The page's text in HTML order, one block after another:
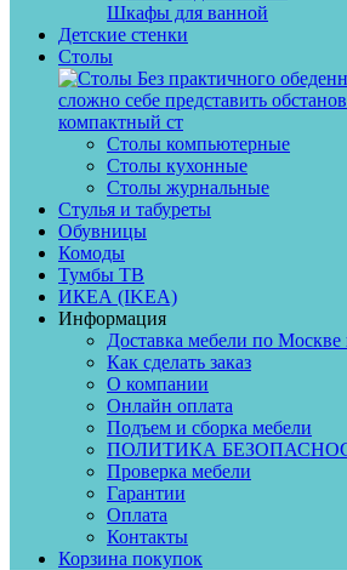
Шкафы для ванной
Детские стенки
Столы
Без практичного
сложно себе представить
компактный ст
Столы компьютерные
Столы кухонные
Столы журнальные
Стулья и табуреты
Обувницы
Комоды
Тумбы ТВ
ИКЕА (IKEA)
Информация
Доставка мебели по
Как сделать заказ
О компании
Онлайн оплата
Подъем и сборка мебели
ПОЛИТИКА
Проверка мебели
Гарантии
Оплата
Контакты
Корзина покупок